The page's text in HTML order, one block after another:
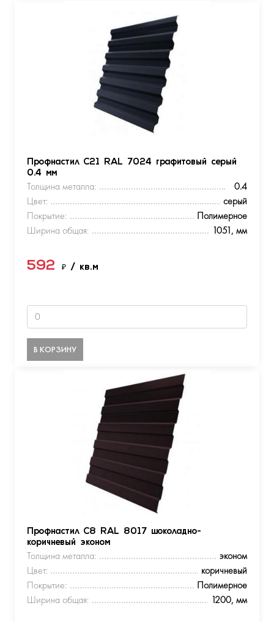
Профнастил С21 RAL 7024 графитовый серый
0.4 мм
Толщина металла:
0.4
Цвет:
серый
Покрытие:
Полимерное
Ширина общая:
1051, мм
592 ₽ / кв.м
В КОРЗИНУ
Профнастил С8 RAL 8017 шоколадно-
коричневый эконом
Толщина металла:
эконом
Цвет:
коричневый
Покрытие:
Полимерное
Ширина общая:
1200, мм